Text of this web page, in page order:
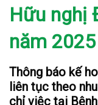
Hữu nghị
năm 2025
Thông báo kế
liên tục theo
chỉ việc tại